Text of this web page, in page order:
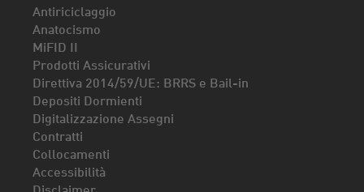
Antiriciclaggio
Anatocismo
MiFID II
Prodotti Assicurativi
Direttiva 2014/59/UE: BRRS e Bail-in
Depositi Dormienti
Digitalizzazione Assegni
Contratti
Collocamenti
Accessibilità